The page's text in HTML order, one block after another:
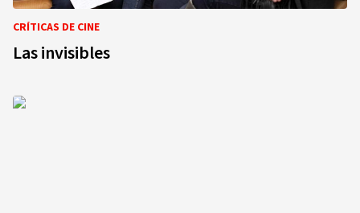
CRÍTICAS DE CINE
Las invisibles